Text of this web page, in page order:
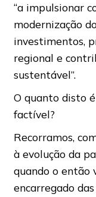
“a impulsionar
modernização
investimentos,
regional e
sustentável”.
O quanto disto
factível?
Recorramos,
à evolução da
quando o
encarregado